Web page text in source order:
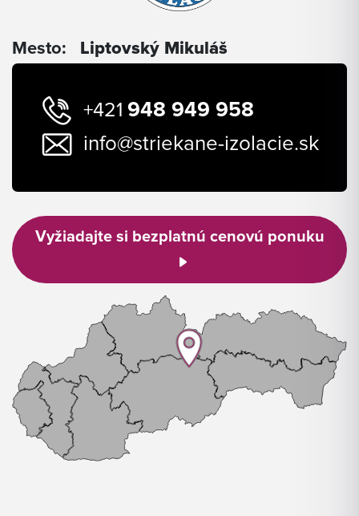
Mesto: Liptovský Mikuláš
+421 948 949 958
info@striekane-izolacie.sk
Vyžiadajte si bezplatnú cenovú ponuku